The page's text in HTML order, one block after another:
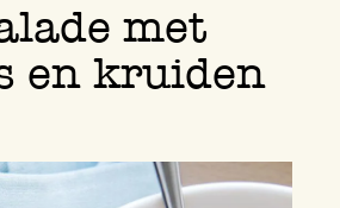
met
en kruiden